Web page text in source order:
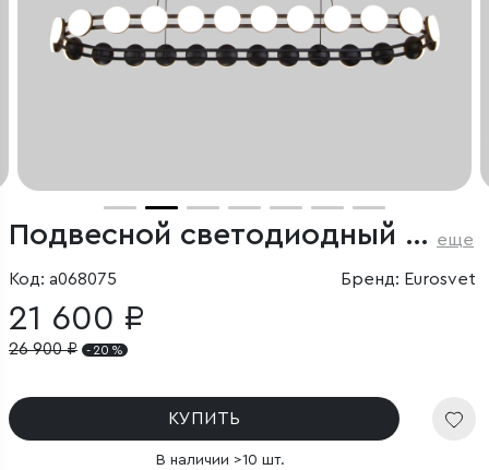
Подвесной светодиодный светильник еще
Код: a068075 Бренд: Eurosvet
21 600 ₽
26 900₽ - 20 %
КУПИТЬ
В наличии >10 шт.